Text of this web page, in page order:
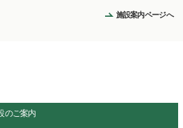
施設案内ページへ
のご案内